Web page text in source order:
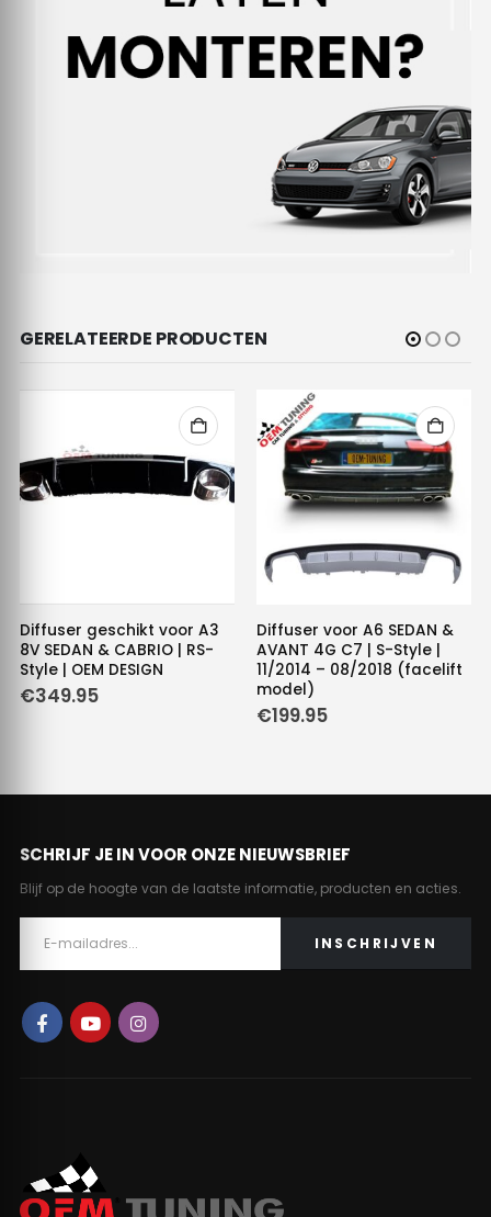
GERELATEERDE PRODUCTEN
Diffuser geschikt voor A3
8V SEDAN & CABRIO | RS-
Style | OEM DESIGN
€349.95
Diffuser voor A6 SEDAN &
AVANT 4G C7 | S-Style |
11/2014 – 08/2018 (facelift
model)
€199.95
SCHRIJF JE IN VOOR ONZE NIEUWSBRIEF
Blijf op de hoogte van de laatste informatie, producten en acties.